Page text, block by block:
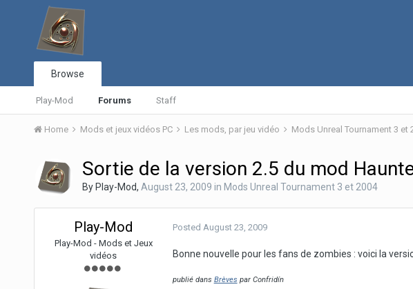
Browse
Play-Mod Forums Staff
Home Mods et jeux vidéos PC Les mods, par jeu vidéo Mods Unreal Tournament 3 et
Sortie de la version 2.5 du mod
By Play-Mod, August 23, 2009 in Mods Unreal Tournament 3 et 2004
Play-Mod
Play-Mod - Mods et Jeux
vidéos
Posted August 23, 2009
Bonne nouvelle pour les fans de zombies : voici la
publié dans Brèves par Confridín